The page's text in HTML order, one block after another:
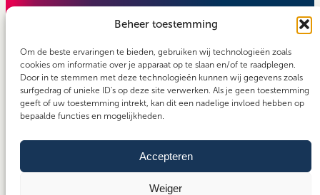
Beheer toestemming
Om de beste ervaringen te bieden, gebruiken wij technologieën zoals
cookies om informatie over je apparaat op te slaan en/of te raadplegen.
Door in te stemmen met deze technologieën kunnen wij gegevens zoals
surfgedrag of unieke ID's op deze site verwerken. Als je geen toestemming
geeft of uw toestemming intrekt, kan dit een nadelige invloed hebben op
bepaalde functies en mogelijkheden.
Accepteren
Weiger
Copyright 2026 - Weijerseikhout